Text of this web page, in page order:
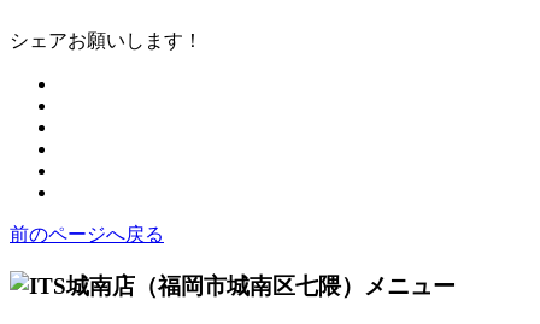
シェアお願いします！
前のページへ戻る